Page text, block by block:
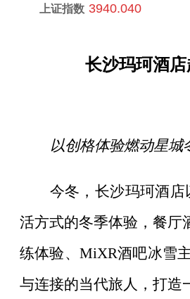
上证指数 3940.040
长沙玛珂酒
以创格体验燃动星城
今冬，长沙玛珂酒
活方式的冬季体验，餐厅
练体验、MiXR酒吧冰雪
与连接的当代旅人，打造